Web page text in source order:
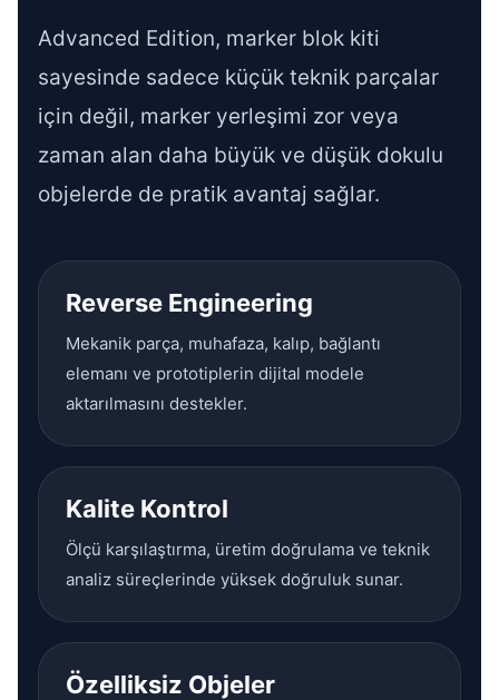
Advanced Edition, marker blok kiti
sayesinde sadece küçük teknik parçalar
için değil, marker yerleşimi zor veya
zaman alan daha büyük ve düşük dokulu
objelerde de pratik avantaj sağlar.
Reverse Engineering
Mekanik parça, muhafaza, kalıp, bağlantı
elemanı ve prototiplerin dijital modele
aktarılmasını destekler.
Kalite Kontrol
Ölçü karşılaştırma, üretim doğrulama ve teknik
analiz süreçlerinde yüksek doğruluk sunar.
Özelliksiz Objeler